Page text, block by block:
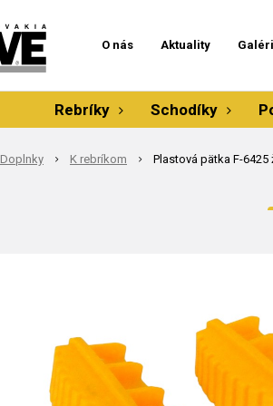
O nás Aktuality
Rebríky Schodíky
Doplnky K rebríkom Plastová pätka F-6425